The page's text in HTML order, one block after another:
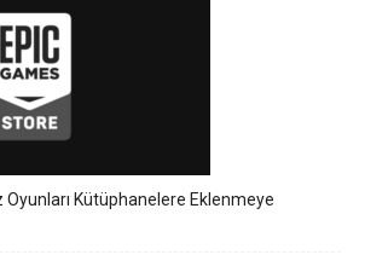
Oyunları Kütüphanelere Eklenmeye